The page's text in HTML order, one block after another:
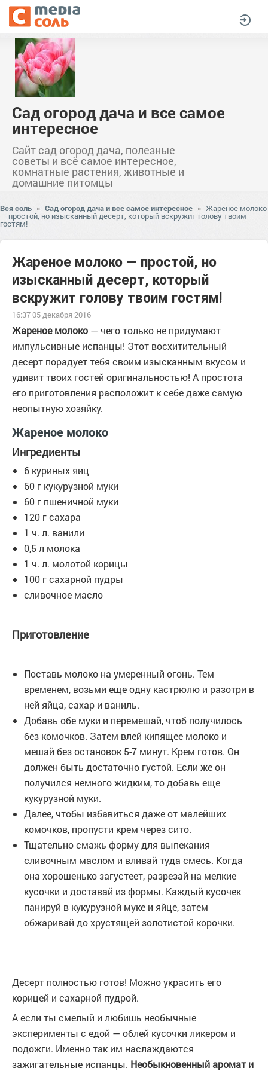
Сад огород дача и все самое
интересное
Сайт сад огород дача, полезные
советы и всё самое интересное,
комнатные растения, животные и
домашние питомцы
Вся соль » Сад огород дача и все самое интересное » Жареное молоко
— простой, но изысканный десерт, который вскружит голову твоим
гостям!
Жареное молоко — простой, но
изысканный десерт, который
вскружит голову твоим гостям!
16:37 05 декабря 2016
Жареное молоко — чего только не придумают
импульсивные испанцы! Этот восхитительный
десерт порадует тебя своим изысканным вкусом и
удивит твоих гостей оригинальностью! А простота
его приготовления расположит к себе даже самую
неопытную хозяйку.
Жареное молоко
Ингредиенты
6 куриных яиц
60 г кукурузной муки
60 г пшеничной муки
120 г сахара
1 ч. л. ванили
0,5 л молока
1 ч. л. молотой корицы
100 г сахарной пудры
сливочное масло
Приготовление
Поставь молоко на умеренный огонь. Тем
временем, возьми еще одну кастрюлю и разотри в
ней яйца, сахар и ваниль.
Добавь обе муки и перемешай, чтоб получилось
без комочков. Затем влей кипящее молоко и
мешай без остановок 5-7 минут. Крем готов. Он
должен быть достаточно густой. Если же он
получился немного жидким, то добавь еще
кукурузной муки.
Далее, чтобы избавиться даже от малейших
комочков, пропусти крем через сито.
Тщательно смажь форму для выпекания
сливочным маслом и вливай туда смесь. Когда
она хорошенько загустеет, разрезай на мелкие
кусочки и доставай из формы. Каждый кусочек
панируй в кукурузной муке и яйце, затем
обжаривай до хрустящей золотистой корочки.
Десерт полностью готов! Можно украсить его
корицей и сахарной пудрой.
А если ты смелый и любишь необычные
эксперименты с едой — облей кусочки ликером и
подожги. Именно так им наслаждаются
зажигательные испанцы. Необыкновенный аромат и